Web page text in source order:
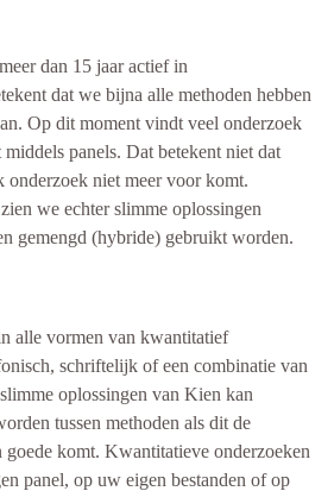
dan 15 jaar actief in
dat we bijna alle methoden hebben
Op dit moment vindt veel onderzoek
panels. Dat betekent niet dat
niet meer voor komt.
we echter slimme oplossingen
gemengd (hybride) gebruikt worden.
alle vormen van kwantitatief
schriftelijk of een combinatie van
oplossingen van Kien kan
tussen methoden als dit de
komt. Kwantitatieve onderzoeken
panel, op uw eigen bestanden of op